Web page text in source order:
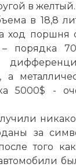
в
в 18,8
поршня
– порядка
а
5000$ -
за
того